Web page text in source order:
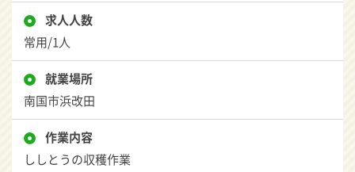
求人人数
常用/1人
就業場所
南国市浜改田
作業内容
ししとうの収穫作業